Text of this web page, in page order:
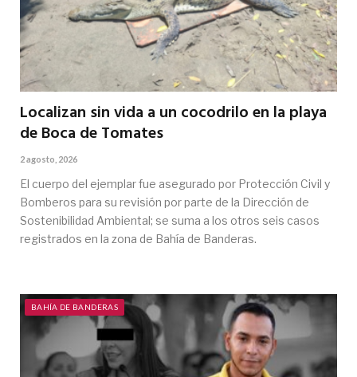
Localizan sin vida a un cocodrilo en la playa
de Boca de Tomates
2 agosto, 2026
El cuerpo del ejemplar fue asegurado por Protección Civil y
Bomberos para su revisión por parte de la Dirección de
Sostenibilidad Ambiental; se suma a los otros seis casos
registrados en la zona de Bahía de Banderas.
BAHÍA DE BANDERAS